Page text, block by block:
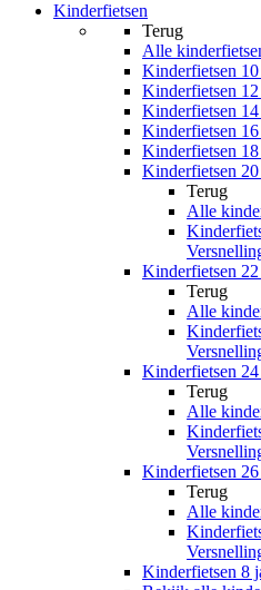
Kinderfietsen
Terug
Alle
Kinderfietsen
Kinderfietsen
Kinderfietsen
Kinderfietsen
Kinderfietsen
Kinderfietsen
Terug
Alle
Kinderfietsen
Terug
Alle
Kinderfietsen
Terug
Alle
Kinderfietsen
Terug
Alle
Kinderfietsen 8